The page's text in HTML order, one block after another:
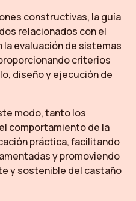
constructivas, la guía
relacionados con el
evaluación de sistemas
criterios
diseño y ejecución de
modo, tanto los
comportamiento de la
práctica, facilitando
y promoviendo
y sostenible del castaño